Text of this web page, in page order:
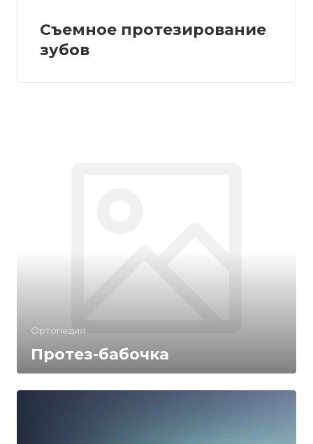
Съемное протезирование
зубов
Ортопедия
Протез-бабочка